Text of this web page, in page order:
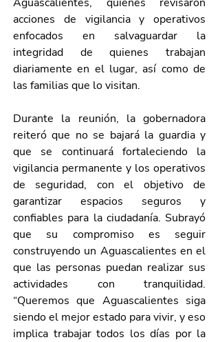
acciones de vigilancia y operativos
enfocados en salvaguardar la
integridad de quienes trabajan
diariamente en el lugar, así como de
las familias que lo visitan.
Durante la reunión, la gobernadora
reiteró que no se bajará la guardia y
que se continuará fortaleciendo la
vigilancia permanente y los operativos
de seguridad, con el objetivo de
garantizar espacios seguros y
confiables para la ciudadanía. Subrayó
que su compromiso es seguir
construyendo un Aguascalientes en el
que las personas puedan realizar sus
actividades con tranquilidad.
“Queremos que Aguascalientes siga
siendo el mejor estado para vivir, y eso
implica trabajar todos los días por la